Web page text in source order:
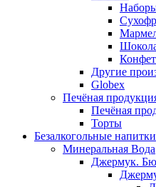
Другие
Globex
Печёная
Печёная
Торты
Безалкогольные напитки
Минеральная Вода
Джермук.